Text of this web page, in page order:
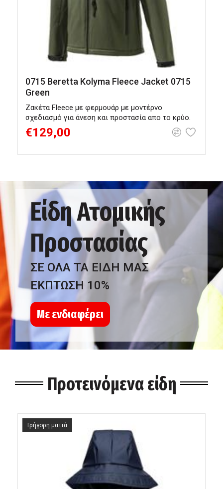
0715 Beretta Kolyma Fleece Jacket 0715
Green
Ζακέτα Fleece με φερμουάρ με μοντέρνο
σχεδιασμό για άνεση και προστασία απο το κρύο.
€129,00
Είδη Ατομικής
Προστασίας
ΣΕ ΟΛΑ ΤΑ ΕΙΔΗ ΜΑΣ
ΕΚΠΤΩΣΗ 10%
Με ενδιαφέρει
Προτεινόμενα είδη
Γρήγορη ματιά